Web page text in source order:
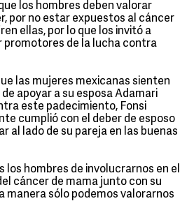
los hombres deben valorar
por no estar expuestos al cáncer
ellas, por lo que los invitó a
promotores de la lucha contra
las mujeres mexicanas sienten
apoyar a su esposa Adamari
este padecimiento, Fonsi
cumplió con el deber de esposo
al lado de su pareja en las buenas
los hombres de involucrarnos en el
cáncer de mama junto con su
manera sólo podemos valorarnos